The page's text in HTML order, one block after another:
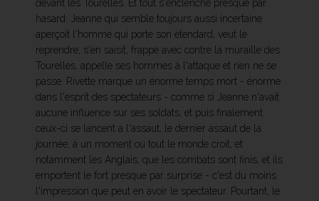
devant les Tourelles. Et tout s'enclenche presque par
hasard: Jeanne qui semble toujours aussi incertaine
aperçoit l'homme qui porte son étendard, veut le
reprendre, s'en saisit, frappe avec contre la muraille des
Tourelles, appelle ses hommes à l'attaque et rien ne se
passe. Rivette marque un énorme temps mort - énorme
dans l'esprit des spectateurs - comme si Jeanne n'avait
aucune influence sur ses soldats, et puis finalement
ceux-ci se lancent à l'assaut, le dernier assaut de la
journée, à un moment où tout le monde croit, et
notamment les Anglais, que les combats sont finis, et ils
emportent le fort presque par surprise - c'est du moins
l'impression que peut en avoir le spectateur. Pourtant, le